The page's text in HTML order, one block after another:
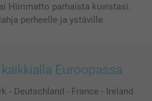
Hiirimatto parhaista kuvistasi.
perheelle ja ystäville.
Euroopassa
- Deutschland - France - Ireland